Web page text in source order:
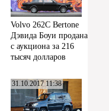
Volvo 262C Bertone
Дэвида Боуи продана
с аукциона за 216
тысяч долларов
31.10.2017 11:38